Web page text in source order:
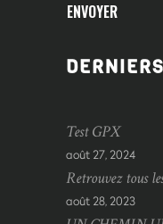
ENVOYER
Test GPX
août 27, 2024
Retrouvez tous
août 28, 2023